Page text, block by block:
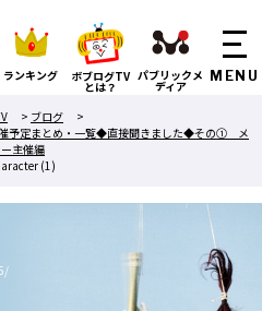
ランキング ボブログTV
とは？
パブリックメ
ディア
> ブログ
>
予定まとめ・一覧◆直接聞きました◆その① メ
主催編
(1)